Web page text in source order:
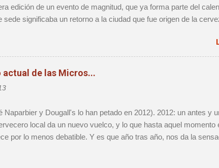
edición de un evento de magnitud, que ya forma parte del
sede significaba un retorno a la ciudad que fue origen de la
todos ellos, que hacían que no se tratara de una
de las Micros...
Naparbier y Dougall's lo han petado en 2012). 2012: un antes y
local da un nuevo vuelco, y lo que hasta aquel momento
por lo menos debatible. Y es que año tras año, nos da la
obstante, voy a mojarme y afirmaré que 2012 será muy